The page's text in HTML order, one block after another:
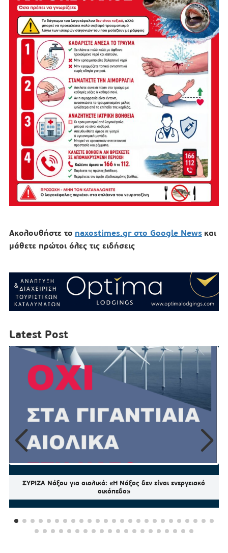
Ακολουθήστε το naxostimes.gr στο Google News και
μάθετε πρώτοι όλες τις ειδήσεις
Latest Post
ΣΥΡΙΖΑ Νάξου για αιολικά: «Η Νάξος δεν είναι ενεργειακό
οικόπεδο»